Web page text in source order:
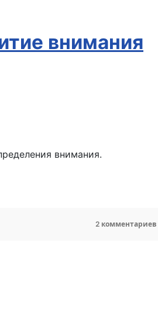
внимания
внимания.
2 комментариев